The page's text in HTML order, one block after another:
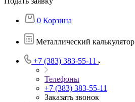
0 Корзина
Металлический калькулятор
+7 (383) 383-55-11
Телефоны
+7 (383) 383-55-11
Заказать звонок